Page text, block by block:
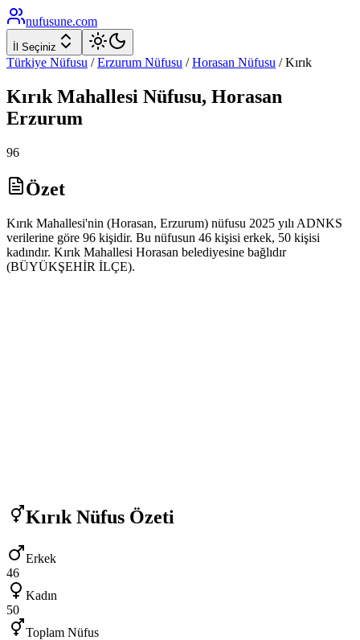
nufusune.com
İl Seçiniz
Türkiye Nüfusu / Erzurum Nüfusu / Horasan Nüfusu /Kırık
Kırık Mahallesi Nüfusu, Horasan
Erzurum
96
Özet
Kırık Mahallesi'nin (Horasan, Erzurum) nüfusu 2025 yılı ADNKS
verilerine göre 96 kişidir. Bu nüfusun 46 kişisi erkek, 50 kişisi
kadındır. Kırık Mahallesi Horasan belediyesine bağlıdır
(BÜYÜKŞEHİR İLÇE).
Kırık Nüfus Özeti
Erkek
46
Kadın
50
Toplam Nüfus